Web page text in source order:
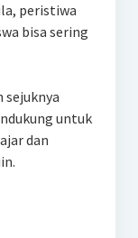
peristiwa
bisa sering
sejuknya
untuk
dan